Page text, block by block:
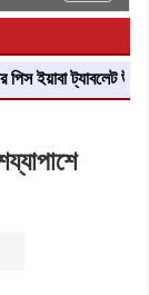
ইয়াবা ট্যাবলেট